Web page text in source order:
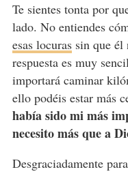
Te sientes tonta por
lado. No entiendes
esas locurassin que él
respuesta es muy
importará caminar
ello podéis estar más
había sido mi más
necesito más que a
Desgraciadamente